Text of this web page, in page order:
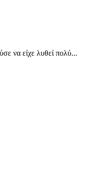
να είχε λυθεί πολύ...